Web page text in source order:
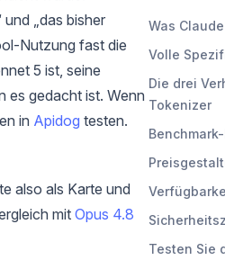
„das bisher
Nutzung fast die
5 ist, seine
es gedacht ist. Wenn
in Apidog testen.
also als Karte und
mitOpus 4.8
Was
Volle
Die drei
Tokenizer
Testen Sie